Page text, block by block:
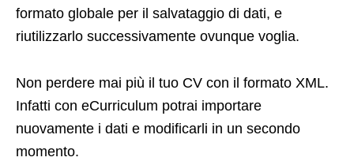
formato globale per il salvataggio di dati, e
riutilizzarlo successivamente ovunque voglia.
Non perdere mai più il tuo CV con il formato XML.
Infatti con eCurriculum potrai importare
nuovamente i dati e modificarli in un secondo
momento.